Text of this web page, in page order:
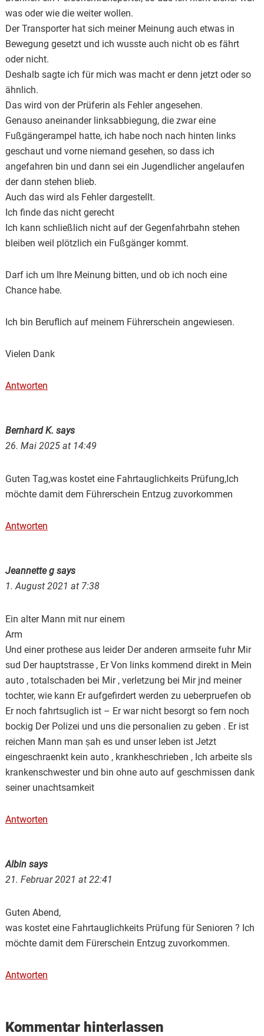
was oder wie die weiter wollen.
Der Transporter hat sich meiner Meinung auch etwas in
Bewegung gesetzt und ich wusste auch nicht ob es fährt
oder nicht.
Deshalb sagte ich für mich was macht er denn jetzt oder so
ähnlich.
Das wird von der Prüferin als Fehler angesehen.
Genauso aneinander linksabbiegung, die zwar eine
Fußgängerampel hatte, ich habe noch nach hinten links
geschaut und vorne niemand gesehen, so dass ich
angefahren bin und dann sei ein Jugendlicher angelaufen
der dann stehen blieb.
Auch das wird als Fehler dargestellt.
Ich finde das nicht gerecht
Ich kann schließlich nicht auf der Gegenfahrbahn stehen
bleiben weil plötzlich ein Fußgänger kommt.
Darf ich um Ihre Meinung bitten, und ob ich noch eine
Chance habe.
Ich bin Beruflich auf meinem Führerschein angewiesen.
Vielen Dank
Antworten
Bernhard K. says
26. Mai 2025 at 14:49
Guten Tag,was kostet eine Fahrtauglichkeits Prüfung,Ich
möchte damit dem Führerschein Entzug zuvorkommen
Antworten
Jeannette g says
1. August 2021 at 7:38
Ein alter Mann mit nur einem
Arm
Und einer prothese aus leider Der anderen armseite fuhr Mir
sud Der hauptstrasse , Er Von links kommend direkt in Mein
auto , totalschaden bei Mir , verletzung bei Mir jnd meiner
tochter, wie kann Er aufgefirdert werden zu ueberpruefen ob
Er noch fahrtsuglich ist – Er war nicht besorgt so fern noch
bockig Der Polizei und uns die personalien zu geben . Er ist
reichen Mann man șah es und unser leben ist Jetzt
eingeschraenkt kein auto , krankheschrieben , Ich arbeite sls
krankenschwester und bin ohne auto auf geschmissen dank
seiner unachtsamkeit
Antworten
Albin says
21. Februar 2021 at 22:41
Guten Abend,
was kostet eine Fahrtauglichkeits Prüfung für Senioren ? Ich
möchte damit dem Fürerschein Entzug zuvorkommen.
Antworten
Kommentar hinterlassen